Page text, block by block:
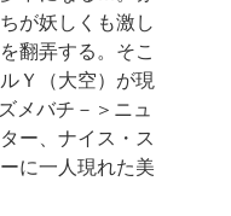
が妖しくも激し
翻弄する。そこ
Ｙ（大空）が現
メバチ－＞ニュ
ー、ナイス・ス
に一人現れた美